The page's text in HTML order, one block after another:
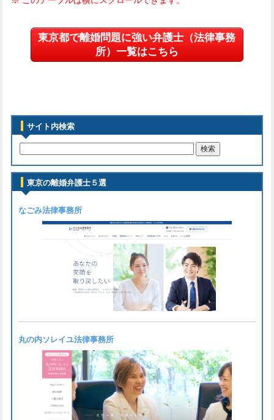
東京都で離婚問題に強い弁護士（法律事務
所）一覧はこちら
サイト内検索
東京の離婚弁護士５選
なごみ法律事務所
丸の内ソレイユ法律事務所